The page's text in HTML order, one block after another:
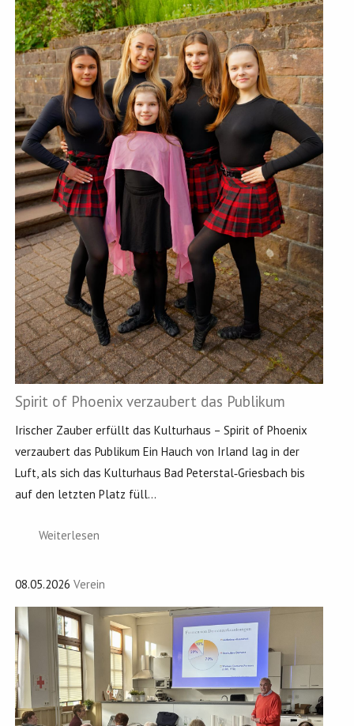
Spirit of Phoenix verzaubert das Publikum
Irischer Zauber erfüllt das Kulturhaus – Spirit of Phoenix
verzaubert das Publikum Ein Hauch von Irland lag in der
Luft, als sich das Kulturhaus Bad Peterstal‑Griesbach bis
auf den letzten Platz füll...
Weiterlesen
08.05.2026 Verein